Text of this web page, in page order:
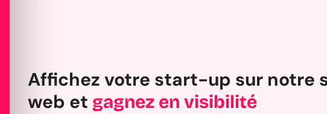
Affichez votre start-up sur notre
web et gagnez en visibilité